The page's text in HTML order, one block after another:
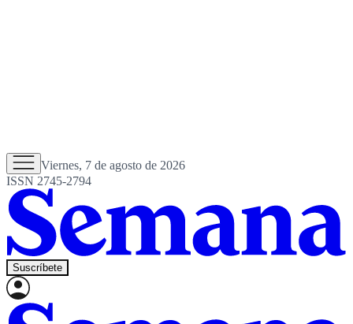
Viernes, 7 de agosto de 2026
ISSN 2745-2794
Suscríbete